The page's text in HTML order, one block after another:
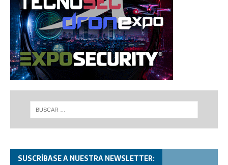
SUSCRÍBASE A NUESTRA NEWSLETTER: